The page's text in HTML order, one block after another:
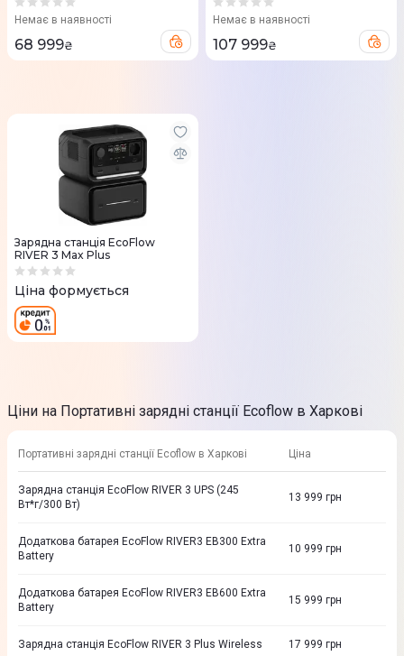
Немає в наявності
68 999₴
Немає в наявності
107 999₴
Зарядна станція EcoFlow
RIVER 3 Max Plus
Ціна формується
Ціни на Портативні зарядні станції Ecoflow в Харкові
Портативні зарядні станції Ecoflow в Харкові Ціна
Зарядна станцiя EcoFlow RIVER 3 UPS (245
Вт*г/300 Вт)
13 999 грн
Додаткова батарея EcoFlow RIVER3 EB300 Extra
Battery
10 999 грн
Додаткова батарея EcoFlow RIVER3 EB600 Extra
Battery
15 999 грн
Зарядна станція EcoFlow RIVER 3 Plus Wireless 17 999 грн